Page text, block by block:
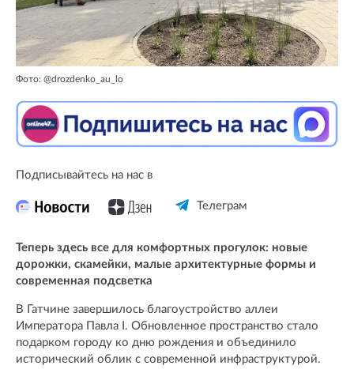
Фото: @drozdenko_au_lo
Подписывайтесь на нас в
Телеграм
Теперь здесь все для комфортных прогулок: новые
дорожки, скамейки, малые архитектурные формы и
современная подсветка
В Гатчине завершилось благоустройство аллеи
Императора Павла I. Обновленное пространство стало
подарком городу ко дню рождения и объединило
исторический облик с современной инфраструктурой.